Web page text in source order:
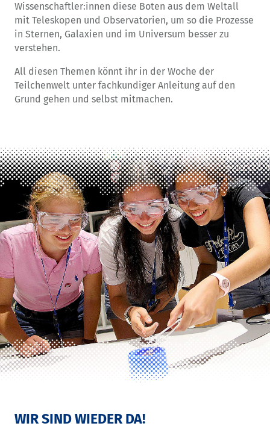
Wissenschaftler:innen diese Boten aus dem Weltall
mit Teleskopen und Observatorien, um so die Prozesse
in Sternen, Galaxien und im Universum besser zu
verstehen.
All diesen Themen könnt ihr in der Woche der
Teilchenwelt unter fachkundiger Anleitung auf den
Grund gehen und selbst mitmachen.
WIR SIND WIEDER DA!